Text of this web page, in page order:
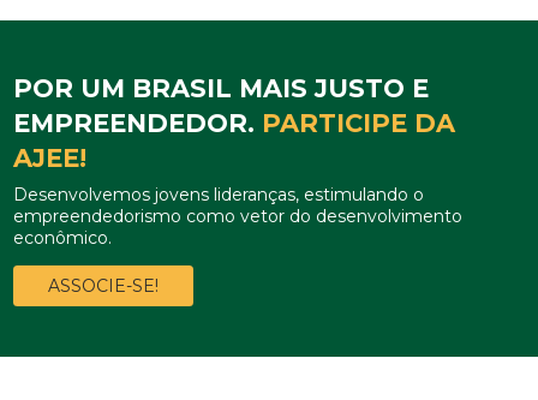
POR UM BRASIL MAIS JUSTO E
EMPREENDEDOR. PARTICIPE DA
AJEE!
Desenvolvemos jovens lideranças, estimulando o
empreendedorismo como vetor do desenvolvimento
econômico.
ASSOCIE-SE!